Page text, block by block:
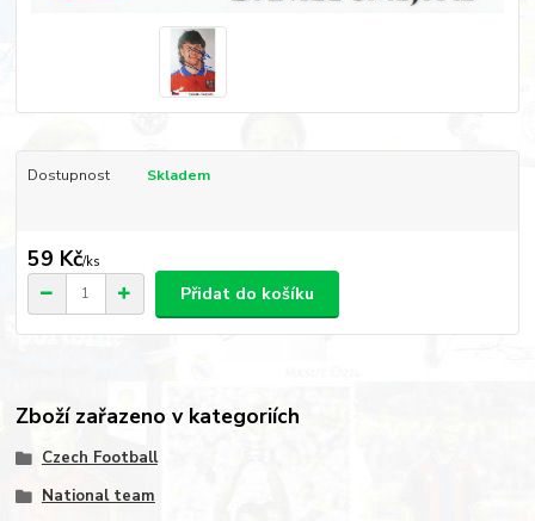
Dostupnost Skladem
59 Kč/ks
Přidat do košíku
Zboží zařazeno v kategoriích
Czech Football
National team